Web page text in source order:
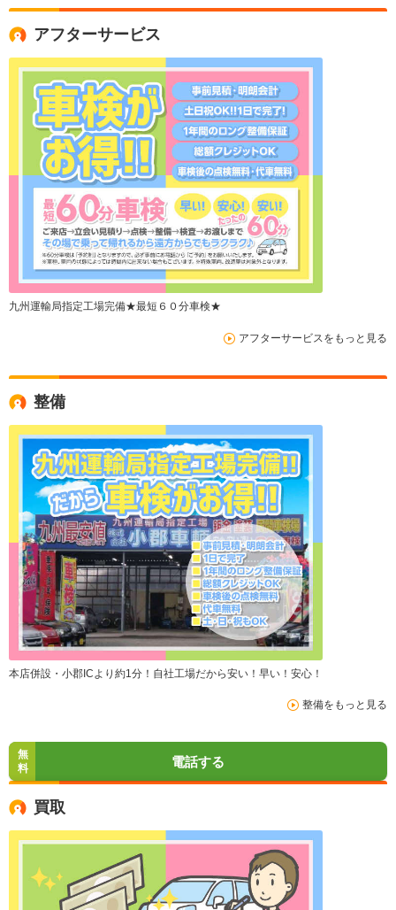
アフターサービス
九州運輸局指定工場完備★最短６０分車検★
アフターサービスをもっと見る
整備
本店併設・小郡ICより約1分！自社工場だから安い！早い！安心！
整備をもっと見る
無
料
電話する
買取